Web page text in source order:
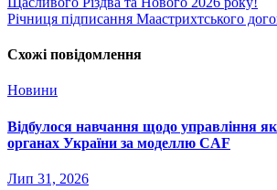
Річниця підписання Маастрихтського
Схожі повідомлення
Новини
Відбулося навчання щодо управління
органах України за моделлю CAF
Лип 31, 2026